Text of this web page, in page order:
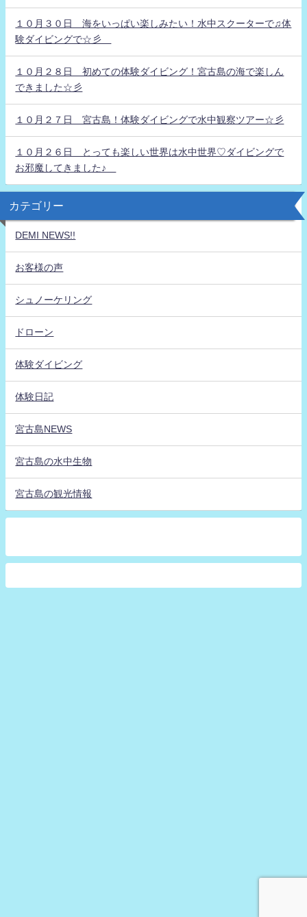
１０月３０日 海をいっぱい楽しみたい！水中スクーターで♫体
験ダイビングで☆彡
１０月２８日 初めての体験ダイビング！宮古島の海で楽しん
できました☆彡
１０月２７日 宮古島！体験ダイビングで水中観察ツアー☆彡
１０月２６日 とっても楽しい世界は水中世界♡ダイビングで
お邪魔してきました♪
カテゴリー
DEMI NEWS!!
お客様の声
シュノーケリング
ドローン
体験ダイビング
体験日記
宮古島NEWS
宮古島の水中生物
宮古島の観光情報